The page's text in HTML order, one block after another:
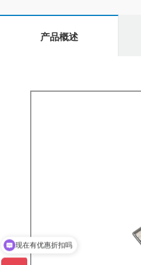
产品概述
现在有优惠折扣吗